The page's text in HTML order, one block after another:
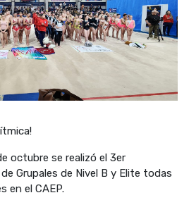
octubre se realizó el 3er
Grupales de Nivel B y Elite todas
en el CAEP.